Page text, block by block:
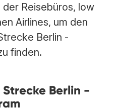
Reisebüros, low
Airlines, um den
Berlin -
finden.
Berlin -